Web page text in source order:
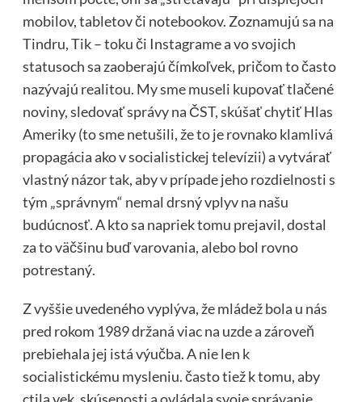
mobilov, tabletov či notebookov. Zoznamujú sa na
Tindru, Tik – toku či Instagrame a vo svojich
statusoch sa zaoberajú čímkoľvek, pričom to často
nazývajú realitou. My sme museli kupovať tlačené
noviny, sledovať správy na ČST, skúšať chytiť Hlas
Ameriky (to sme netušili, že to je rovnako klamlivá
propagácia ako v socialistickej televízii) a vytvárať
vlastný názor tak, aby v prípade jeho rozdielnosti s
tým „správnym“ nemal drsný vplyv na našu
budúcnosť. A kto sa napriek tomu prejavil, dostal
za to väčšinu buď varovania, alebo bol rovno
potrestaný.
Z vyššie uvedeného vyplýva, že mládež bola u nás
pred rokom 1989 držaná viac na uzde a zároveň
prebiehala jej istá výučba. A nie len k
socialistickému mysleniu. často tiež k tomu, aby